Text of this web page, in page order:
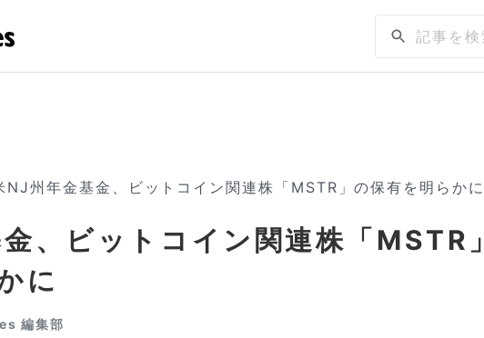
NJ州年金基金、ビットコイン関連株「MSTR」の保有を明らかに
、ビットコイン関連株「MSTR」
に
編集部